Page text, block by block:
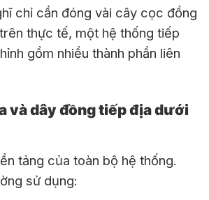
chỉ cần đóng vài cây cọc đồng
thực tế, một hệ thống tiếp
gồm nhiều thành phần liên
và dây đồng tiếp địa dưới
tảng của toàn bộ hệ thống.
sử dụng: